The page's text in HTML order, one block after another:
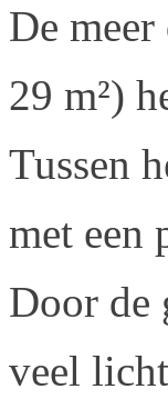
De
29 m²)
Tussen
met een
Door de
veel